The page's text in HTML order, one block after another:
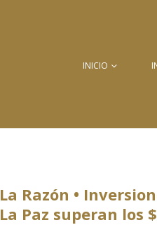
INICIO
La Razón •
La Paz superan los